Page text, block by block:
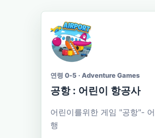
연령 0-5 · Adventure Games
공항 : 어린이 항공사
어린이를위한 게임 "공항"-
행